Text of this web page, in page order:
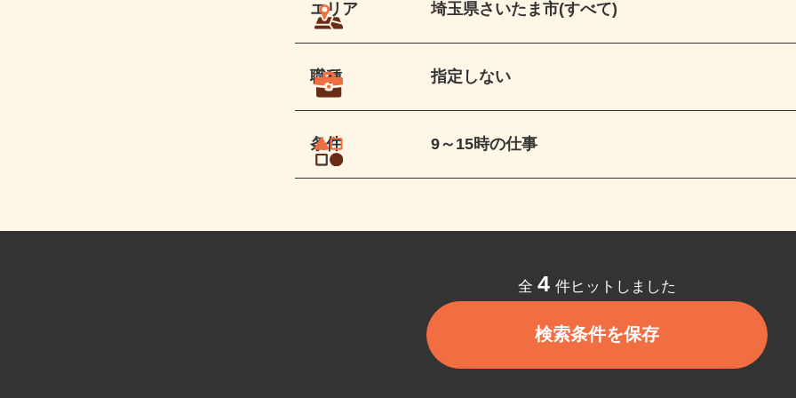
エリア 埼玉県さいたま市(すべて)
職種 指定しない
条件 9～15時の仕事
全4件ヒットしました
検索条件を保存